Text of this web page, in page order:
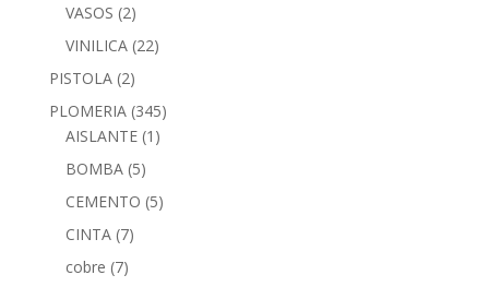
VASOS (2)
VINILICA (22)
PISTOLA (2)
PLOMERIA (345)
AISLANTE (1)
BOMBA (5)
CEMENTO (5)
CINTA (7)
cobre (7)